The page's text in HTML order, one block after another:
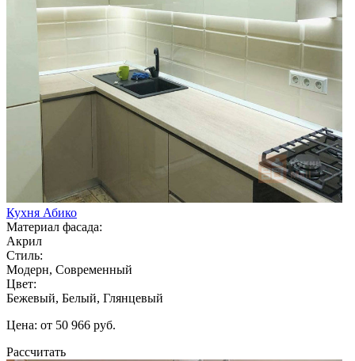
Кухня Абико
Материал фасада:
Акрил
Стиль:
Модерн, Современный
Цвет:
Бежевый, Белый, Глянцевый
Цена: от 50 966 руб.
Рассчитать